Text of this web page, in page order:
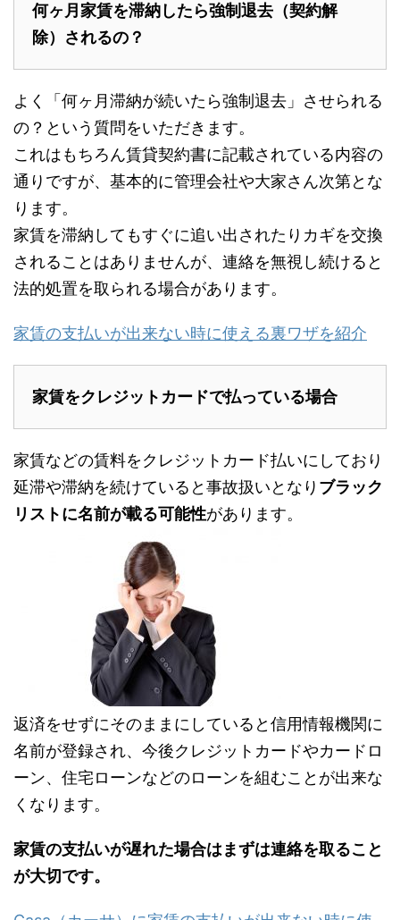
何ヶ月家賃を滞納したら強制退去（契約解
除）されるの？
よく「何ヶ月滞納が続いたら強制退去」させられる
の？という質問をいただきます。
これはもちろん賃貸契約書に記載されている内容の
通りですが、基本的に管理会社や大家さん次第とな
ります。
家賃を滞納してもすぐに追い出されたりカギを交換
されることはありませんが、連絡を無視し続けると
法的処置を取られる場合があります。
家賃の支払いが出来ない時に使える裏ワザを紹介
家賃をクレジットカードで払っている場合
家賃などの賃料をクレジットカード払いにしており
延滞や滞納を続けていると事故扱いとなり ブラック
リストに名前が載る可能性があります。
返済をせずにそのままにしていると信用情報機関に
名前が登録され、今後クレジットカードやカードロ
ーン、住宅ローンなどのローンを組むことが出来な
くなります。
家賃の支払いが遅れた場合はまずは連絡を取ること
が大切です。